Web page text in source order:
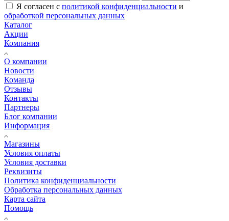
Я согласен с политикой конфиденциальности и
обработкой персональных данных
Каталог
Акции
Компания
О компании
Новости
Команда
Отзывы
Контакты
Партнеры
Блог компании
Информация
Магазины
Условия оплаты
Условия доставки
Реквизиты
Политика конфиденциальности
Обработка персональных данных
Карта сайта
Помощь